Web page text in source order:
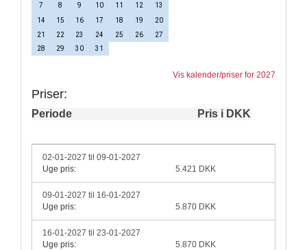
7
8 9 10 11 12
13
14
15 16 17 18 19
20
21
22 23 24 25 26
27
28
29 30 31
Vis kalender/priser for 2027
Priser:
Periode Pris i DKK
02-01-2027 til 09-01-2027
Uge pris:
5.421 DKK
09-01-2027 til 16-01-2027
Uge pris:
5.870 DKK
16-01-2027 til 23-01-2027
Uge pris:
5.870 DKK